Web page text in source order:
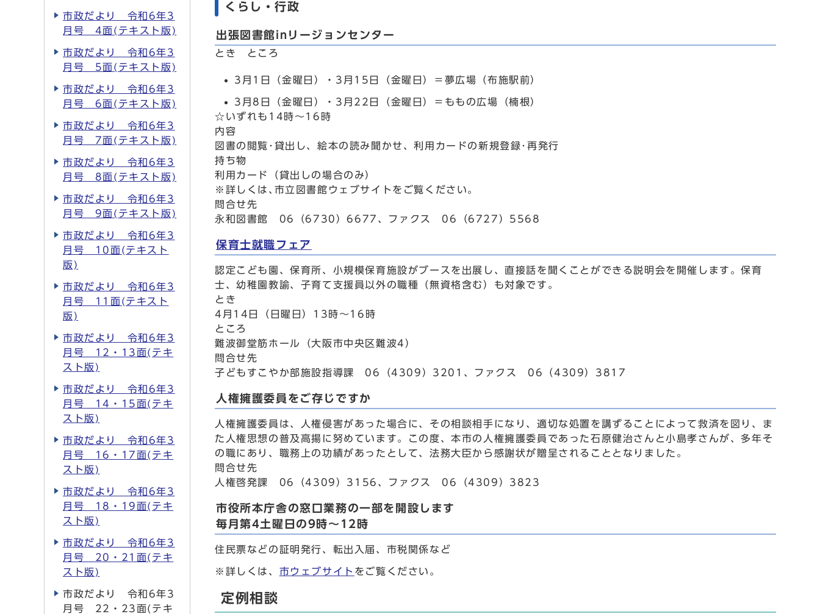
くらし・行政
出張図書館inリージョンセンター
とき ところ
3月1日（金曜日）・3月15日（金曜日）＝夢広場（布施駅前）
3月8日（金曜日）・3月22日（金曜日）＝ももの広場（楠根）
☆いずれも14時～16時
内容
図書の閲覧･貸出し、絵本の読み聞かせ、利用カードの新規登録･再発行
持ち物
利用カード（貸出しの場合のみ）
※詳しくは､市立図書館ウェブサイトをご覧ください。
問合せ先
永和図書館 06（6730）6677、ファクス 06（6727）5568
保育士就職フェア
認定こども園、保育所、小規模保育施設がブースを出展し、直接話を聞くことができる説明会を開催します。保育
士、幼稚園教諭、子育て支援員以外の職種（無資格含む）も対象です。
とき
4月14日（日曜日）13時～16時
ところ
難波御堂筋ホール（大阪市中央区難波4）
問合せ先
子どもすこやか部施設指導課 06（4309）3201、ファクス 06（4309）3817
人権擁護委員をご存じですか
人権擁護委員は、人権侵害があった場合に、その相談相手になり、適切な処置を講ずることによって救済を図り、ま
た人権思想の普及高揚に努めています。この度、本市の人権擁護委員であった石原健治さんと小島孝さんが、多年そ
の職にあり、職務上の功績があったとして、法務大臣から感謝状が贈呈されることとなりました。
問合せ先
人権啓発課 06（4309）3156、ファクス 06（4309）3823
市役所本庁舎の窓口業務の一部を開設します
毎月第4土曜日の9時～12時
住民票などの証明発行、転出入届、市税関係など
※詳しくは、 市ウェブサイト をご覧ください。
定例相談
市政だより 令和6年3
月号 4面(テキスト版)
市政だより 令和6年3
月号 5面(テキスト版)
市政だより 令和6年3
月号 6面(テキスト版)
市政だより 令和6年3
月号 7面(テキスト版)
市政だより 令和6年3
月号 8面(テキスト版)
市政だより 令和6年3
月号 9面(テキスト版)
市政だより 令和6年3
月号 10面(テキスト
版)
市政だより 令和6年3
月号 11面(テキスト
版)
市政だより 令和6年3
月号 12・13面(テキ
スト版)
市政だより 令和6年3
月号 14・15面(テキ
スト版)
市政だより 令和6年3
月号 16・17面(テキ
スト版)
市政だより 令和6年3
月号 18・19面(テキ
スト版)
市政だより 令和6年3
月号 20・21面(テキ
スト版)
市政だより 令和6年3
月号 22・23面(テキ